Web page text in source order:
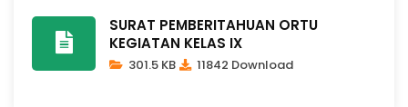
SURAT PEMBERITAHUAN ORTU
KEGIATAN KELAS IX
301.5 KB 11842 Download